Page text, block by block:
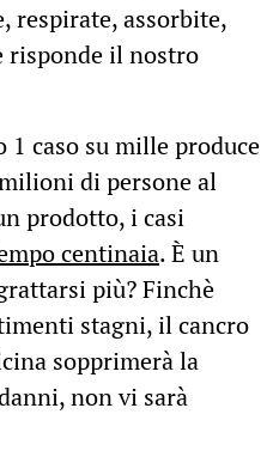
respirate, assorbite,
risponde il nostro
caso su mille produce
di persone al
prodotto, i casi
centinaia. È un
più? Finchè
stagni, il cancro
sopprimerà la
non vi sarà